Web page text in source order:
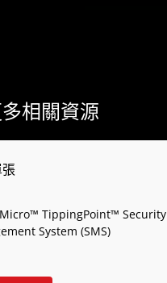
相關資源
張
TippingPoint™ Security
System (SMS)